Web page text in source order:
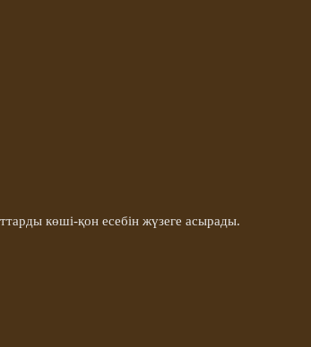
көші-қон есебін жүзеге асырады.